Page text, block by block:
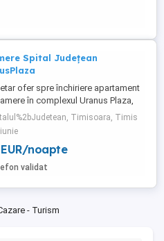
Spital Județean
ofer spre închiriere apartament
în complexul Uranus Plaza,
Județean. Apartament
cu suprafață utilă de 60 mp +
generoasă de 10 mp, ideal pentru
și relaxare. Complet mobilat și
și bine compartimentat,
Timisoara, Timis
noapte
validat
- Turism